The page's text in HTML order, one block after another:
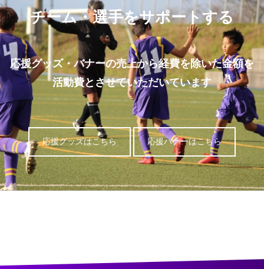
チーム・選手をサポートする
応援グッズ・バナーの売上から経費を除いた金額を
活動費とさせていただいています
応援グッズはこちら 応援バナーはこちら